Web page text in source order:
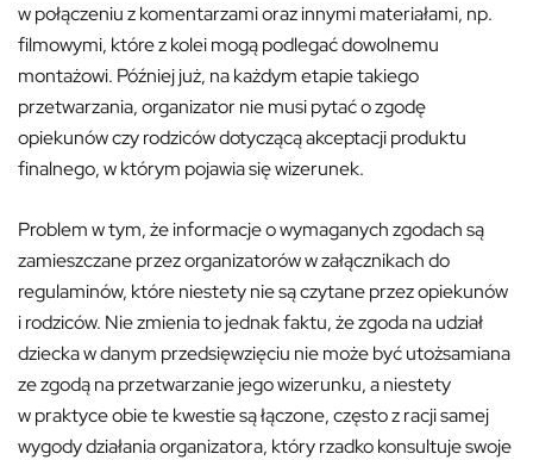
w połączeniu z komentarzami oraz innymi materiałami, np.
filmowymi, które z kolei mogą podlegać dowolnemu
montażowi. Później już, na każdym etapie takiego
przetwarzania, organizator nie musi pytać o zgodę
opiekunów czy rodziców dotyczącą akceptacji produktu
finalnego, w którym pojawia się wizerunek.
Problem w tym, że informacje o wymaganych zgodach są
zamieszczane przez organizatorów w załącznikach do
regulaminów, które niestety nie są czytane przez opiekunów
i rodziców. Nie zmienia to jednak faktu, że zgoda na udział
dziecka w danym przedsięwzięciu nie może być utożsamiana
ze zgodą na przetwarzanie jego wizerunku, a niestety
w praktyce obie te kwestie są łączone, często z racji samej
wygody działania organizatora, który rzadko konsultuje swoje